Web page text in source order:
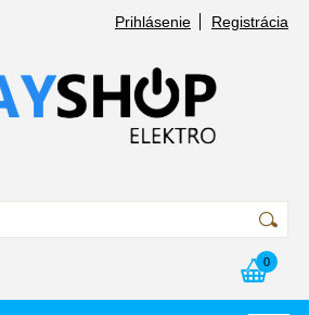
Prihlásenie Registrácia
0